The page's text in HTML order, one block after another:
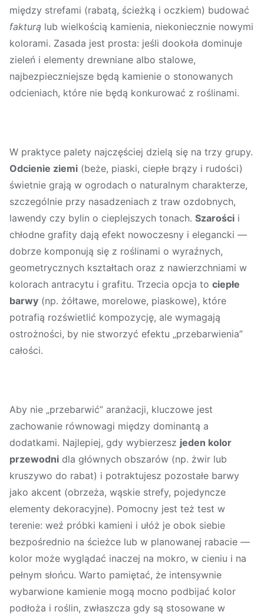
między strefami (rabatą, ścieżką i oczkiem) budować
fakturą lub wielkością kamienia, niekoniecznie nowymi
kolorami. Zasada jest prosta: jeśli dookoła dominuje
zieleń i elementy drewniane albo stalowe,
najbezpieczniejsze będą kamienie o stonowanych
odcieniach, które nie będą konkurować z roślinami.
W praktyce palety najczęściej dzielą się na trzy grupy.
Odcienie ziemi (beże, piaski, ciepłe brązy i rudości)
świetnie grają w ogrodach o naturalnym charakterze,
szczególnie przy nasadzeniach z traw ozdobnych,
lawendy czy bylin o cieplejszych tonach. Szarości i
chłodne grafity dają efekt nowoczesny i elegancki —
dobrze komponują się z roślinami o wyraźnych,
geometrycznych kształtach oraz z nawierzchniami w
kolorach antracytu i grafitu. Trzecia opcja to ciepłe
barwy (np. żółtawe, morelowe, piaskowe), które
potrafią rozświetlić kompozycję, ale wymagają
ostrożności, by nie stworzyć efektu „przebarwienia”
całości.
Aby nie „przebarwić” aranżacji, kluczowe jest
zachowanie równowagi między dominantą a
dodatkami. Najlepiej, gdy wybierzesz jeden kolor
przewodni dla głównych obszarów (np. żwir lub
kruszywo do rabat) i potraktujesz pozostałe barwy
jako akcent (obrzeża, wąskie strefy, pojedyncze
elementy dekoracyjne). Pomocny jest też test w
terenie: weź próbki kamieni i ułóż je obok siebie
bezpośrednio na ścieżce lub w planowanej rabacie —
kolor może wyglądać inaczej na mokro, w cieniu i na
pełnym słońcu. Warto pamiętać, że intensywnie
wybarwione kamienie mogą mocno podbijać kolor
podłoża i roślin, zwłaszcza gdy są stosowane w